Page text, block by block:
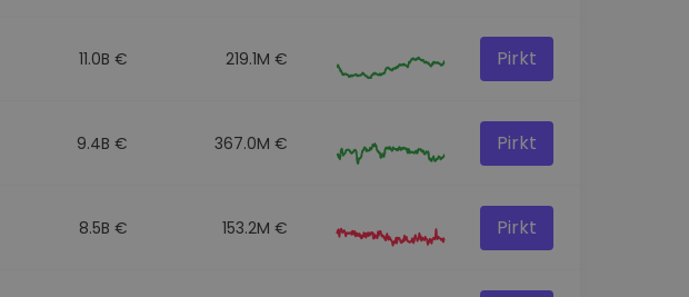
11.0B € 219.1M € Pirkt
9.4B € 367.0M € Pirkt
8.5B € 153.2M € Pirkt